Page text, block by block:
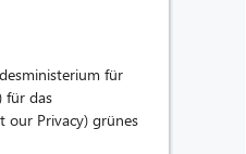
für
für das
our Privacy) grünes